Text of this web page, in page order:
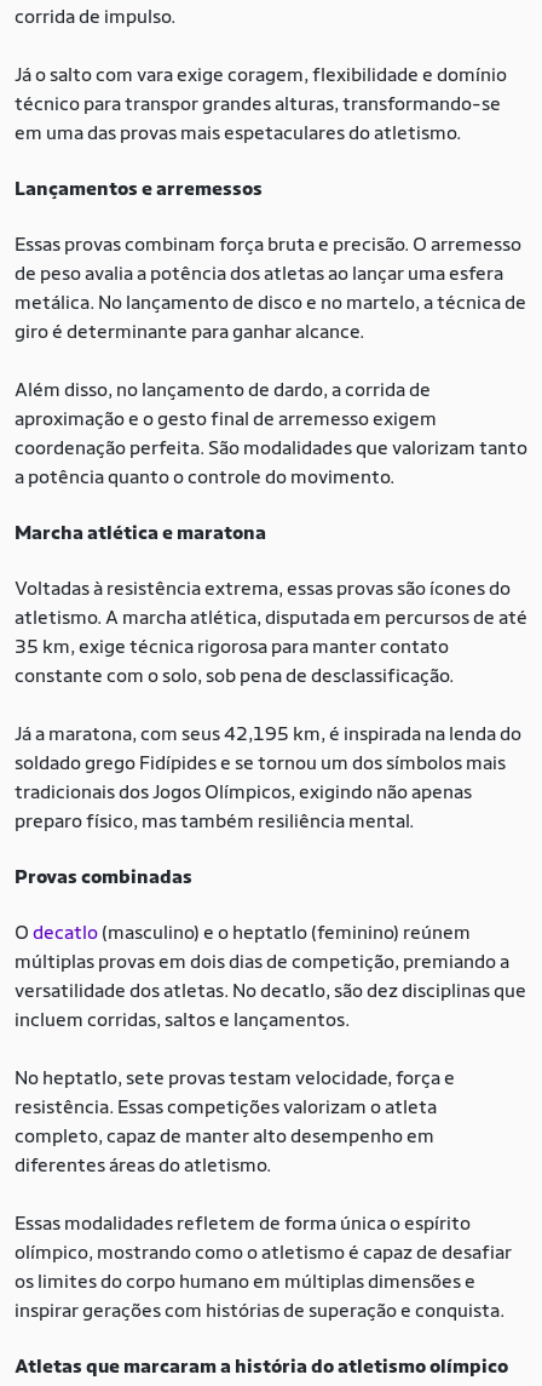
corrida de impulso.
Já o salto com vara exige coragem, flexibilidade e domínio
técnico para transpor grandes alturas, transformando-se
em uma das provas mais espetaculares do atletismo.
Lançamentos e arremessos
Essas provas combinam força bruta e precisão. O arremesso
de peso avalia a potência dos atletas ao lançar uma esfera
metálica. No lançamento de disco e no martelo, a técnica de
giro é determinante para ganhar alcance.
Além disso, no lançamento de dardo, a corrida de
aproximação e o gesto final de arremesso exigem
coordenação perfeita. São modalidades que valorizam tanto
a potência quanto o controle do movimento.
Marcha atlética e maratona
Voltadas à resistência extrema, essas provas são ícones do
atletismo. A marcha atlética, disputada em percursos de até
35 km, exige técnica rigorosa para manter contato
constante com o solo, sob pena de desclassificação.
Já a maratona, com seus 42,195 km, é inspirada na lenda do
soldado grego Fidípides e se tornou um dos símbolos mais
tradicionais dos Jogos Olímpicos, exigindo não apenas
preparo físico, mas também resiliência mental.
Provas combinadas
O decatlo (masculino) e o heptatlo (feminino) reúnem
múltiplas provas em dois dias de competição, premiando a
versatilidade dos atletas. No decatlo, são dez disciplinas que
incluem corridas, saltos e lançamentos.
No heptatlo, sete provas testam velocidade, força e
resistência. Essas competições valorizam o atleta
completo, capaz de manter alto desempenho em
diferentes áreas do atletismo.
Essas modalidades refletem de forma única o espírito
olímpico, mostrando como o atletismo é capaz de desafiar
os limites do corpo humano em múltiplas dimensões e
inspirar gerações com histórias de superação e conquista.
Atletas que marcaram a história do atletismo olímpico